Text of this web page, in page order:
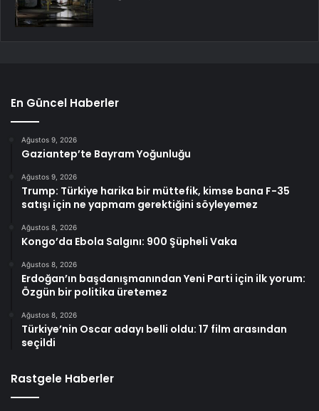
En Güncel Haberler
Ağustos 9, 2026
Gaziantep’te Bayram Yoğunluğu
Ağustos 9, 2026
Trump: Türkiye harika bir müttefik, kimse bana F-35
satışı için ne yapmam gerektiğini söyleyemez
Ağustos 8, 2026
Kongo’da Ebola Salgını: 900 Şüpheli Vaka
Ağustos 8, 2026
Erdoğan’ın başdanışmanından Yeni Parti için ilk yorum:
Özgün bir politika üretemez
Ağustos 8, 2026
Türkiye’nin Oscar adayı belli oldu: 17 film arasından
seçildi
Rastgele Haberler